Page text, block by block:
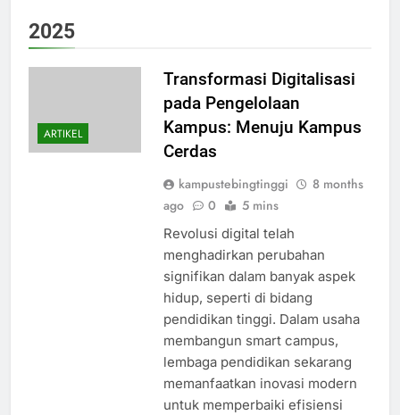
2025
ARTIKEL
Transformasi Digitalisasi
pada Pengelolaan
Kampus: Menuju Kampus
Cerdas
kampustebingtinggi
8 months
ago
0 5 mins
Revolusi digital telah
menghadirkan perubahan
signifikan dalam banyak aspek
hidup, seperti di bidang
pendidikan tinggi. Dalam usaha
membangun smart campus,
lembaga pendidikan sekarang
memanfaatkan inovasi modern
untuk memperbaiki efisiensi